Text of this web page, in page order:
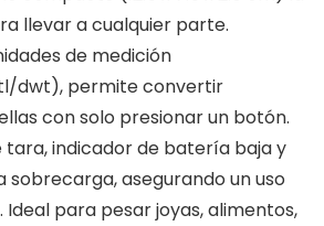
llevar a cualquier parte.
de medición
permite convertir
con solo presionar un botón.
tara, indicador de batería baja y
asegurando un uso
para pesar joyas, alimentos,